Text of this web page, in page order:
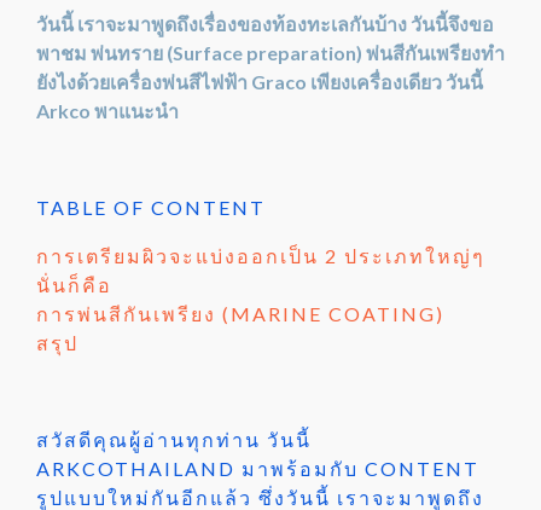
วันนี้ เราจะมาพูดถึงเรื่องของท้องทะเลกันบ้าง วันนี้จึงขอ
พาชม พ่นทราย (Surface preparation) พ่นสีกันเพรียงทำ
ยังไงด้วยเครื่องพ่นสีไฟฟ้า Graco เพียงเครื่องเดียว วันนี้
Arkco พาแนะนำ
TABLE OF CONTENT
การเตรียมผิวจะแบ่งออกเป็น 2 ประเภทใหญ่ๆ
นั่นก็คือ
การพ่นสีกันเพรียง (MARINE COATING)
สรุป
สวัสดีคุณผู้อ่านทุกท่าน วันนี้
ARKCOTHAILAND มาพร้อมกับ CONTENT
รูปแบบใหม่กันอีกแล้ว ซึ่งวันนี้ เราจะมาพูดถึง